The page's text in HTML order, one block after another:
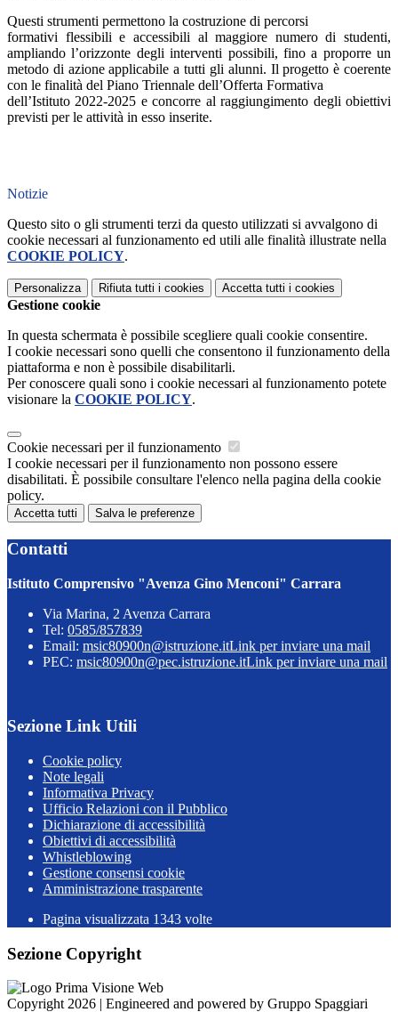
Questi strumenti permettono la costruzione di percorsi
formativi flessibili e accessibili al maggiore numero di studenti,
ampliando l’orizzonte degli interventi possibili, fino a proporre un
metodo di azione applicabile a tutti gli alunni. Il progetto è coerente
con le finalità del Piano Triennale dell’Offerta Formativa
dell’Istituto 2022-2025 e concorre al raggiungimento degli obiettivi
previsti per le attività in esso inserite.
Notizie
Questo sito o gli strumenti terzi da questo utilizzati si avvalgono di
cookie necessari al funzionamento ed utili alle finalità illustrate nella
COOKIE POLICY.
Personalizza Rifiuta tutti i cookies Accetta tutti i cookies
Gestione cookie
In questa schermata è possibile scegliere quali cookie consentire.
I cookie necessari sono quelli che consentono il funzionamento della
piattaforma e non è possibile disabilitarli.
Per conoscere quali sono i cookie necessari al funzionamento potete
visionare la COOKIE POLICY.
Cookie necessari per il funzionamento
I cookie necessari per il funzionamento non possono essere
disabilitati. È possibile consultare l'elenco nella pagina della cookie
policy.
Accetta tutti Salva le preferenze
Contatti
Istituto Comprensivo "Avenza Gino Menconi" Carrara
Via Marina, 2 Avenza Carrara
Tel: 0585/857839
Email: msic80900n@istruzione.itLink per inviare una mail
PEC: msic80900n@pec.istruzione.itLink per inviare una mail
Sezione Link Utili
Cookie policy
Note legali
Informativa Privacy
Ufficio Relazioni con il Pubblico
Dichiarazione di accessibilità
Obiettivi di accessibilità
Whistleblowing
Gestione consensi cookie
Amministrazione trasparente
Pagina visualizzata 1343 volte
Sezione Copyright
Copyright 2026 | Engineered and powered by Gruppo Spaggiari